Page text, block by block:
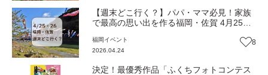
【週末どこ行く？】パパ・ママ必見！家族
で最高の思い出を作る福岡・佐賀 4月25・
福岡 イベント
2026.04.24
8
決定！最優秀作品「ふくちフォトコンテス